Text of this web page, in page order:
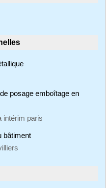
posage emboîtage en
intérim paris
bâtiment